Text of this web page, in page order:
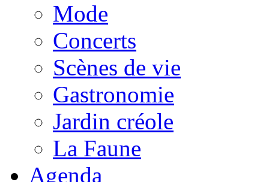
Mode
Concerts
Scènes de vie
Gastronomie
Jardin créole
La Faune
Agenda